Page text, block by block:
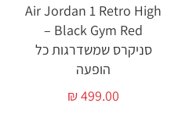
Air Jordan 1 Retro High
Black Gym Red –
סניקרס שמשדרגות כל
הופעה
₪499.00